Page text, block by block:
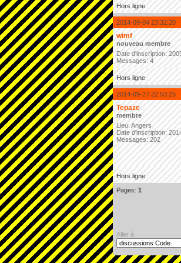
Hors ligne
2014-09-04 23:32:20
wimf
nouveau membre
Date d'inscription:
Messages: 4
Hors ligne
2014-09-27 22:53:25
Tepaze
membre
Lieu: Angers
Date d'inscription:
Messages: 202
Hors ligne
Pages: 1
Aller à